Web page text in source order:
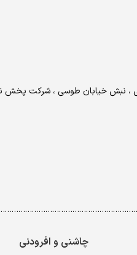
، نبش خیابان طوسی ، شرکت پخش
چاشنی و افرودنی